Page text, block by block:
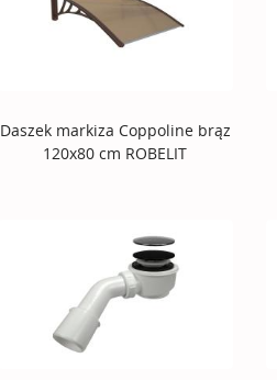
Daszek markiza Coppoline brąz
120x80 cm ROBELIT